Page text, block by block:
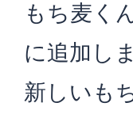
もち麦く
に追加し
新しいも